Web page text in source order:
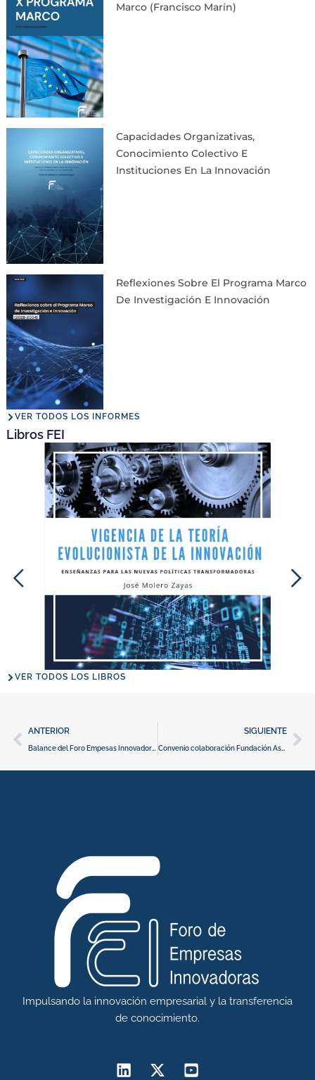
Marco (Francisco Marín)
Capacidades Organizativas,
Conocimiento Colectivo E
Instituciones En La Innovación
Reflexiones Sobre El Programa Marco
De Investigación E Innovación
VER TODOS LOS INFORMES
Libros FEI
VER TODOS LOS LIBROS
Ant
ANTERIOR
Balance del Foro Empesas Innovadoras del año 2023
SIGUIENTE
Convenio colaboración Fundación AstraZeneca y Fundación Carmen y Severo Ochoa
Impulsando la innovación empresarial y la transferencia
de conocimiento.